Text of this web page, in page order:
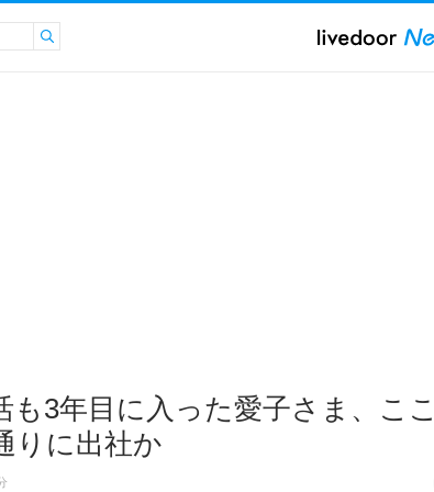
も3年目に入った愛子さま、こ
りに出社か